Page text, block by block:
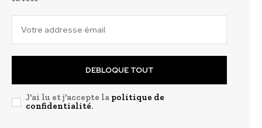
DEBLOQUE TOUT
J'ai lu et j'accepte la politique de
confidentialité.